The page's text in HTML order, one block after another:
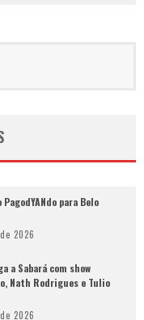
para Belo
2026
a Sabará com show
Nath Rodrigues e Tulio
2026